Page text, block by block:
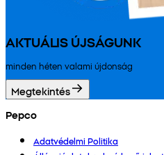
AKTUÁLIS ÚJSÁGUNK
minden héten valami újdonság
Megtekintés
Pepco
Adatvédelmi Politika